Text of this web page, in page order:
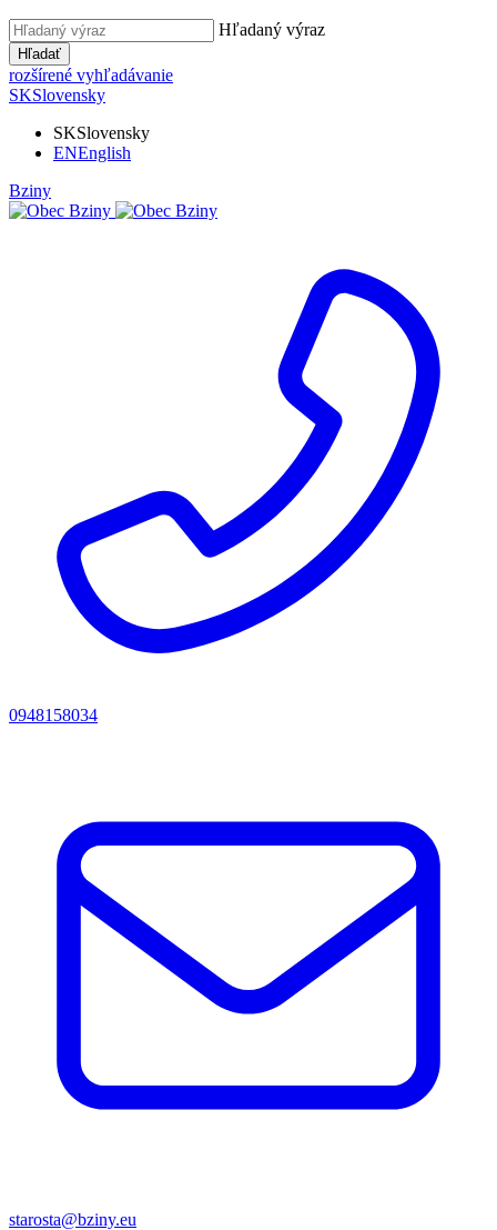
Hľadaný výraz
Hľadať
rozšírené vyhľadávanie
SKSlovensky
SKSlovensky
ENEnglish
Bziny
0948158034
starosta@bziny.eu